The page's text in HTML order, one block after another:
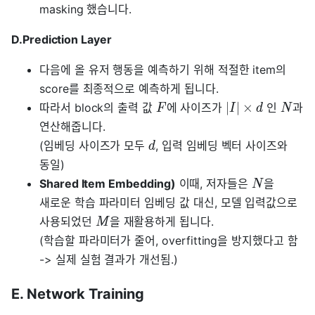
masking 했습니다.
D.Prediction Layer
다음에 올 유저 행동을 예측하기 위해 적절한 item의
score를 최종적으로 예측하게 됩니다.
따라서 block의 출력 값 F 에 사이즈가 ∣I∣ × d인 N과
연산해줍니다.
(임베딩 사이즈가 모두d, 입력 임베딩 벡터 사이즈와
동일)
Shared Item Embedding) 이때, 저자들은 N을
새로운 학습 파라미터 임베딩 값 대신, 모델 입력값으로
사용되었던 M을 재활용하게 됩니다.
(학습할 파라미터가 줄어, overfitting을 방지했다고 함
-> 실제 실험 결과가 개선됨.)
E. Network Training